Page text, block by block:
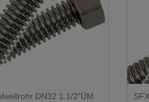
DN32 1.1/2"ÜM